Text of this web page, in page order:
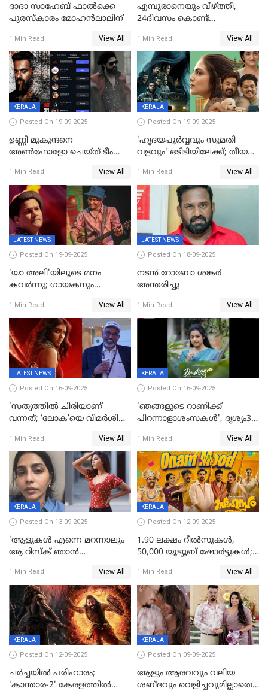
ദാദാ സാഹേബ് ഫാൽക്കെ
പുരസ്‌കാരം മോഹൻലാലിന്
1 Min Read View All
എമ്പുരാനെയും വീഴ്ത്തി,
24ദിവസം കൊണ്ട്
ഇൻഡസ്ട്രി ഹിറ്റ്;
റെക്കോർഡുമായി ലോക
1 Min Read View All
KERALA
Posted On 19-09-2025
ഉണ്ണി മുകുന്ദനെ
അൺഫോളോ ചെയ്ത് ടീം
മാർക്കോയിൽ യാഷ്,
പൃഥ്വിരാജ്,
മമ്മുട്ടി,മോഹൻലാൽ..ചർച്ചകളുമായി
സൈബർലോകവും
1 Min Read View All
KERALA
Posted On 19-09-2025
'ഹൃദയപൂര്‍വ്വവും സുമതി
വളവും' ഒടിടിയിലേക്ക്; തീയതി
1 Min Read View All
LATEST NEWS
Posted On 19-09-2025
'യാ അലി'യിലൂടെ മനം
കവർന്നു; ഗായകനും
അന്തരിച്ചു
1 Min Read View All
LATEST NEWS
Posted On 18-09-2025
നടൻ റോബോ ശങ്കർ
അന്തരിച്ചു
1 Min Read View All
LATEST NEWS
Posted On 16-09-2025
'സത്യത്തിൽ ചിരിയാണ്
വന്നത്; ‘ലോക’യെ വിമർശിച്ച്
1 Min Read View All
KERALA
Posted On 16-09-2025
'ഞങ്ങളുടെ റാണിക്ക്
പിറന്നാളാശംസകൾ', ദൃശ്യം3-
പോസ്റ്റർ പുറത്തുവിട്ടു
1 Min Read View All
KERALA
Posted On 13-09-2025
'ആളുകള്‍ എന്നെ മറന്നാലും
ആ റിസ്ക് ഞാൻ
മനസിലായി, കടുത്ത
തീരുമാനവുമായി ഐശ്വര്യ
ലക്ഷ്മി
1 Min Read View All
KERALA
Posted On 12-09-2025
1.90 ലക്ഷം റീല്‍സുകള്‍,
50,000 യൂട്യൂബ് ഷോര്‍ട്ടുകള്‍;
ഹിറ്റായി ഓണം മൂഡ് ഗാനം
1 Min Read View All
KERALA
Posted On 12-09-2025
ചർച്ചയിൽ പരിഹാരം;
'കാന്താര-2' കേരളത്തിൽ
KERALA
Posted On 09-09-2025
ആളും ആരവവും വലിയ
ശബ്ദവും വെളിച്ചവുമില്ലാതെ